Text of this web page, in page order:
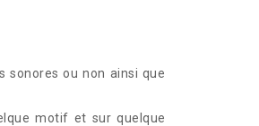
sonores ou non ainsi que
motif et sur quelque